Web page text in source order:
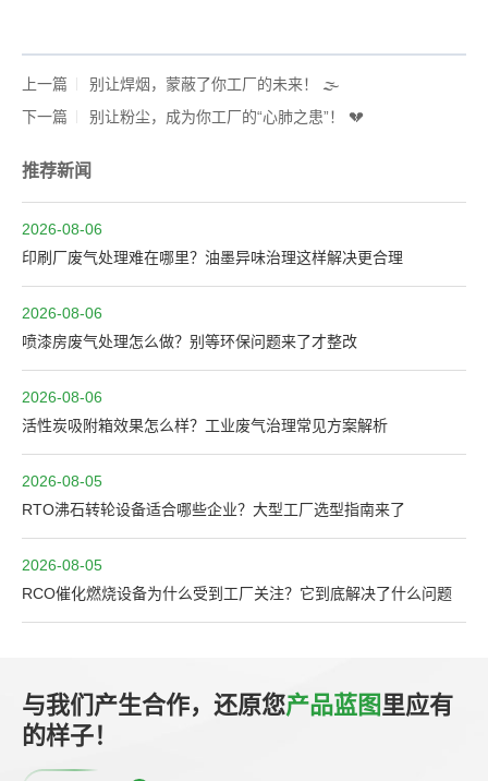
上一篇
别让焊烟，蒙蔽了你工厂的未来！ 🌫️
下一篇
别让粉尘，成为你工厂的“心肺之患”！ 💔
推荐新闻
2026-08-06
印刷厂废气处理难在哪里？油墨异味治理这样解决更合理
2026-08-06
喷漆房废气处理怎么做？别等环保问题来了才整改
2026-08-06
活性炭吸附箱效果怎么样？工业废气治理常见方案解析
2026-08-05
RTO沸石转轮设备适合哪些企业？大型工厂选型指南来了
2026-08-05
RCO催化燃烧设备为什么受到工厂关注？它到底解决了什么问题
与我们产生合作，还原您产品蓝图里应有
的样子！